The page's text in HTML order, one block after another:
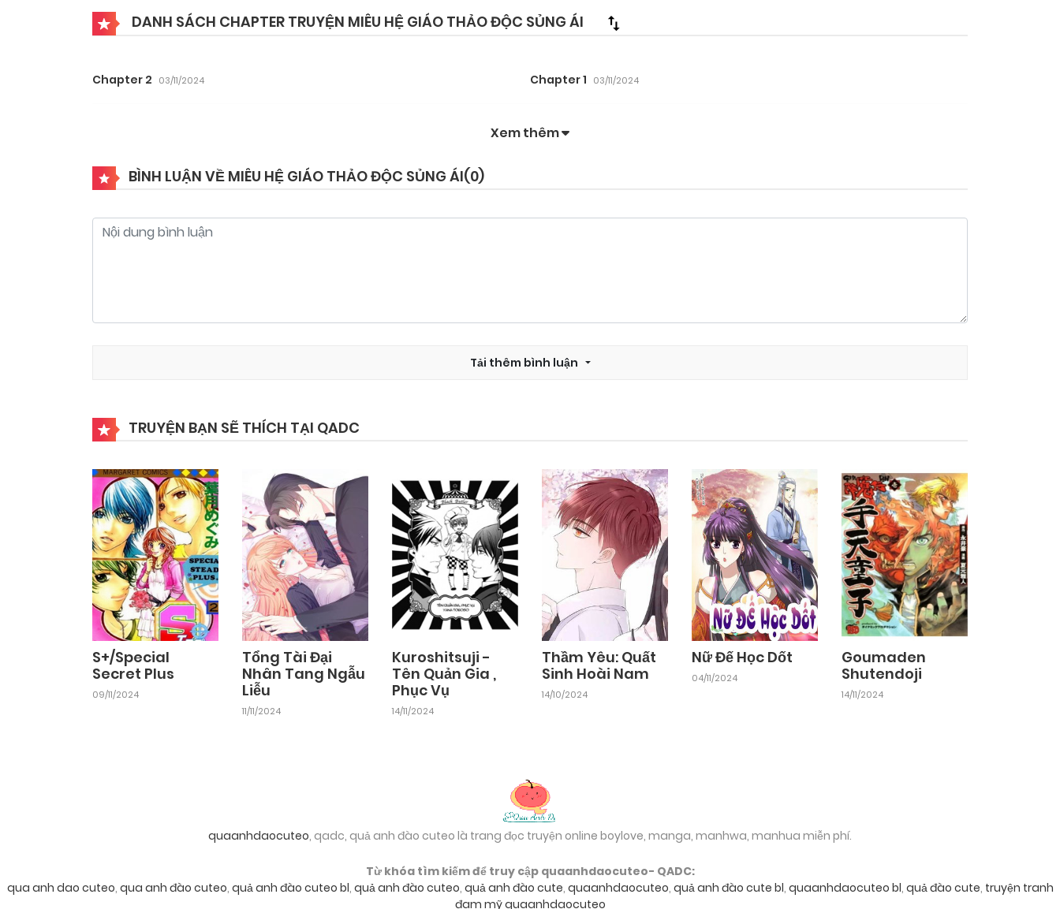
DANH SÁCH CHAPTER TRUYỆN MIÊU HỆ GIÁO THẢO ĐỘC SỦNG ÁI
Chapter 2 03/11/2024 Chapter 1 03/11/2024
Xem thêm
BÌNH LUẬN VỀ MIÊU HỆ GIÁO THẢO ĐỘC SỦNG ÁI(0)
Tải thêm bình luận
TRUYỆN BẠN SẼ THÍCH TẠI QADC
S+/Special
Secret Plus
09/11/2024
Tổng Tài Đại
Nhân Tang Ngẫu
Liễu
11/11/2024
Kuroshitsuji -
Tên Quản Gia ,
Phục Vụ
14/11/2024
Thầm Yêu: Quất
Sinh Hoài Nam
14/10/2024
Nữ Đế Học Dốt
04/11/2024
Goumaden
Shutendoji
14/11/2024
quaanhdaocuteo, qadc, quả anh đào cuteo là trang đọc truyện online boylove, manga, manhwa, manhua miễn phí.
Từ khóa tìm kiếm để truy cập quaanhdaocuteo- QADC:
qua anh dao cuteo, qua anh đào cuteo, quả anh đào cuteo bl, quả anh đào cuteo, quả anh đào cute, quaanhdaocuteo, quả anh đào cute bl, quaanhdaocuteo bl, quả đào cute, truyện tranh
đam mỹ quaanhdaocuteo